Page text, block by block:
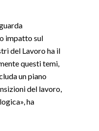
impatto sul
del Lavoro ha il
questi temi,
un piano
del lavoro,
ha